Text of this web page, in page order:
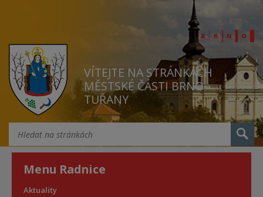
VÍTEJTE NA STRÁNKÁCH
MĚSTSKÉ ČÁSTI BRNO
TUŘANY
Menu Radnice
Aktuality